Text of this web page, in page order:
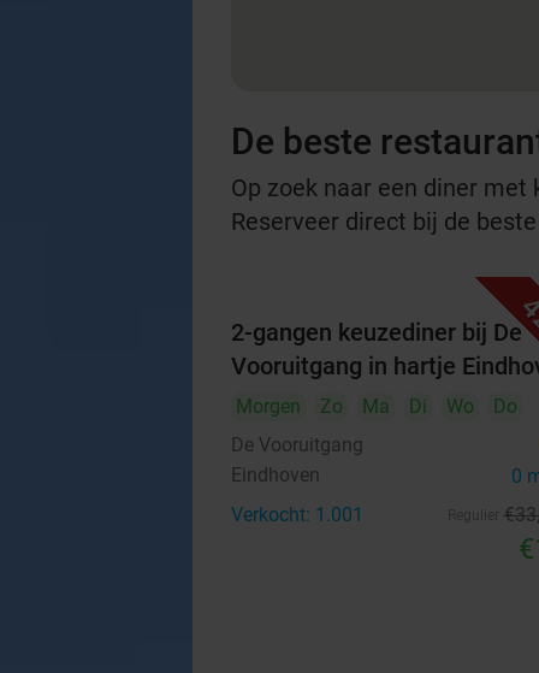
De beste
Op zoek naar een diner
Reserveer direct bij de
2-gangen keuzediner bij De
Vooruitgang in hartje
Morgen Zo Ma Di Wo
Do
De Vooruitgang
Eindhoven 0
Verkocht: 1.001 €33